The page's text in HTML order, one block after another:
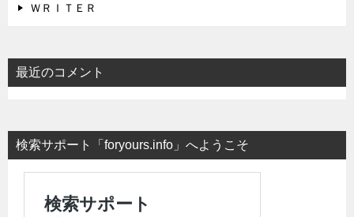
ＷＲＩＴＥＲ
最近のコメント
検索サポート「foryours.info」へようこそ